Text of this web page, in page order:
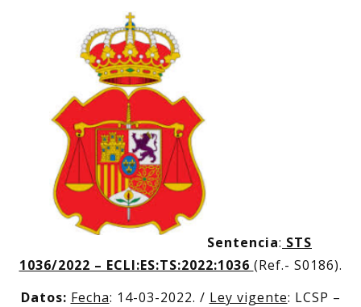
Sentencia: STS
1036/2022 – ECLI:ES:TS:2022:1036 (Ref.- S0186).
Datos: Fecha: 14-03-2022. / Ley vigente: LCSP –